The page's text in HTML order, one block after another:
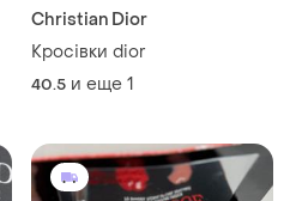
Christian Dior
Кросівки dior
40.5 и еще 1